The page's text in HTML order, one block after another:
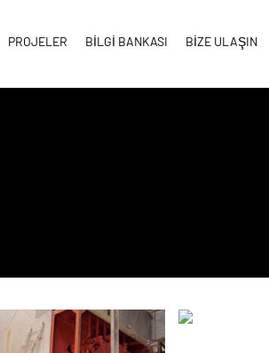
PROJELER BİLGİ BANKASI BİZE ULAŞIN